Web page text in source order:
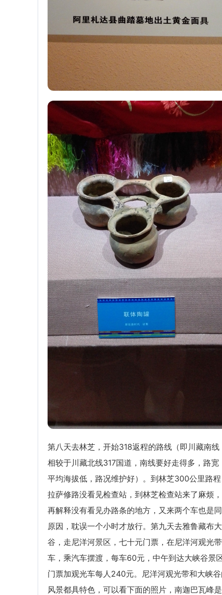
第八天去林芝，开始318返程的路线（即川藏南线
相较于川藏北线317国道，南线要好走得多，路宽
平均海拔低，路况维护好）。到林芝300公里路
拉萨修路没看见检查站，到林芝检查站来了麻烦
再解释没有看见办路条的地方，又来两个车也是
原因，耽误一个小时才放行。第九天去雅鲁藏布
谷，走尼洋河景区，七十元门票，在尼洋河观光
车，乘汽车摆渡，每车60元，中午到达大峡谷景
门票加观光车每人240元。尼洋河观光带和大峡
风景都具特色，可以看下面的照片，南迦巴瓦峰